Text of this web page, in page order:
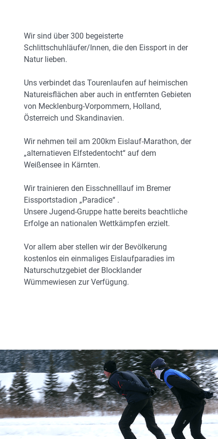
Wir sind über 300 begeisterte
Schlittschuhläufer/Innen, die den Eissport in der
Natur lieben.
Uns verbindet das Tourenlaufen auf heimischen
Natureisflächen aber auch in entfernten Gebieten
von Mecklenburg-Vorpommern, Holland,
Österreich und Skandinavien.
Wir nehmen teil am 200km Eislauf-Marathon, der
„alternatieven Elfstedentocht“ auf dem
Weißensee in Kärnten.
Wir trainieren den Eisschnelllauf im Bremer
Eissportstadion „Paradice“ .
Unsere Jugend-Gruppe hatte bereits beachtliche
Erfolge an nationalen Wettkämpfen erzielt.
Vor allem aber stellen wir der Bevölkerung
kostenlos ein einmaliges Eislaufparadies im
Naturschutzgebiet der Blocklander
Wümmewiesen zur Verfügung.